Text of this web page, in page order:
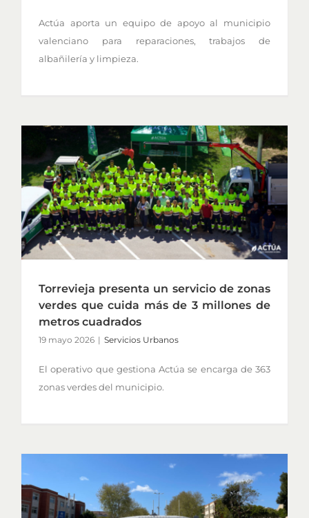
Actúa aporta un equipo de apoyo al municipio
valenciano para reparaciones, trabajos de
albañilería y limpieza.
Torrevieja presenta un servicio de zonas
verdes que cuida más de 3 millones de
metros cuadrados
19 mayo 2026 | Servicios Urbanos
El operativo que gestiona Actúa se encarga de 363
zonas verdes del municipio.